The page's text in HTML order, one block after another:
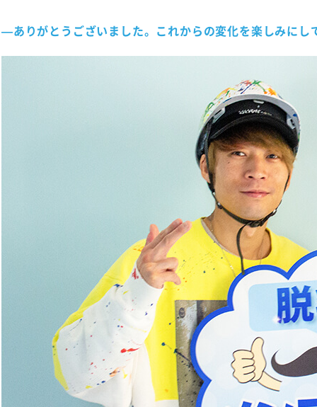
—ありがとうございました。これからの変化を楽しみにし